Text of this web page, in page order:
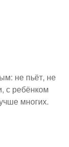
не пьёт, не
с ребёнком
многих.